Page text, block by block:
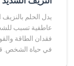
يدل الحلم
عاطفية تسبب
فقدان الطاقة
في حياة الشخص.